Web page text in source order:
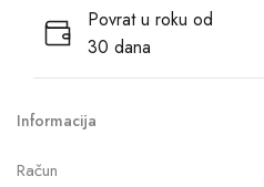
Povrat u roku od
30 dana
Informacija
Račun